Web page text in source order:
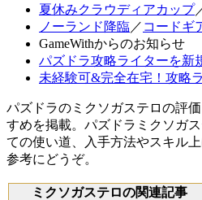
夏休みクラウディアカップ
ノーランド降臨／ コードギ
GameWithからのお知らせ
パズドラ攻略ライターを新
未経験可&完全在宅！攻略
パズドラのミクソガステロの評
すめを掲載。パズドラミクソガ
ての使い道、入手方法やスキル
参考にどうぞ。
ミクソガステロの関連記事